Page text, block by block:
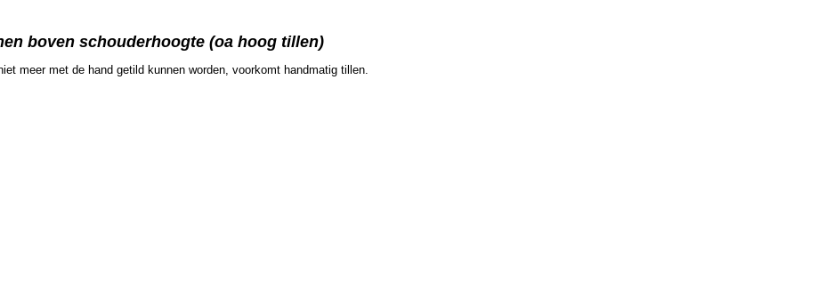
boven schouderhoogte (oa hoog tillen)
meer met de hand getild kunnen worden, voorkomt handmatig tillen.